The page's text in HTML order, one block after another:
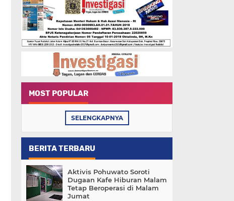
MOST POPULAR
SELENGKAPNYA
BERITA TERBARU
Aktivis Pohuwato Soroti
Dugaan Kafe Hiburan Malam
Tetap Beroperasi di Malam
Jumat